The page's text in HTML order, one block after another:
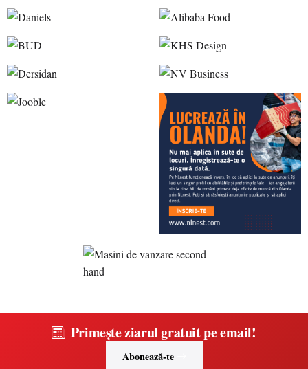
Primește ziarul gratuit pe email!
Abonează-te